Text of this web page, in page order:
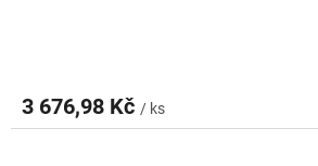
3 676,98 Kč / ks